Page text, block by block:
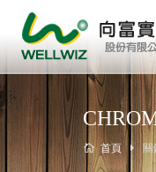
首頁 關